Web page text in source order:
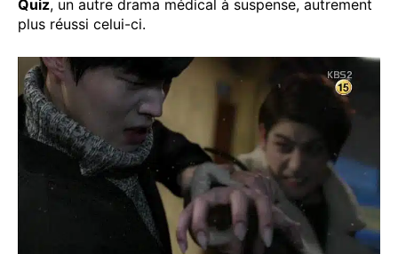
Quiz, un autre drama médical à suspense, autrement
plus réussi celui-ci.